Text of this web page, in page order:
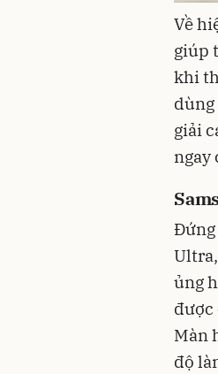
Về
giúp
khi
dùng
giải
ngay
Đứng
ủng
được
Màn
độ